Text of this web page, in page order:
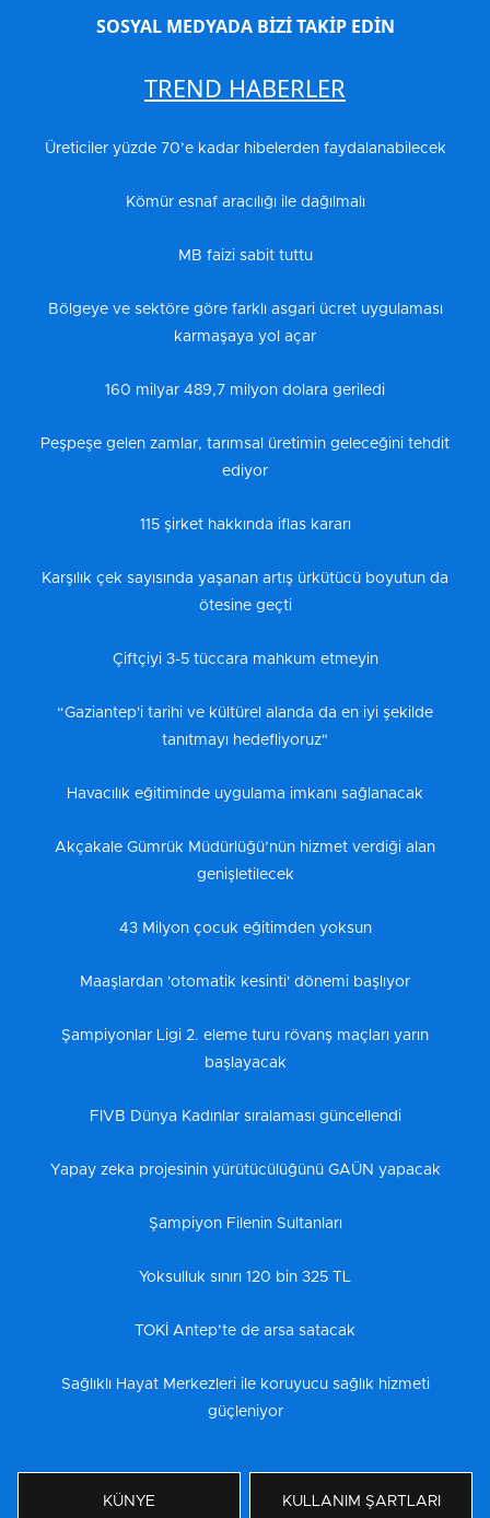
SOSYAL MEDYADA BİZİ TAKİP EDİN
TREND HABERLER
Üreticiler yüzde 70’e kadar hibelerden faydalanabilecek
Kömür esnaf aracılığı ile dağılmalı
MB faizi sabit tuttu
Bölgeye ve sektöre göre farklı asgari ücret uygulaması
karmaşaya yol açar
160 milyar 489,7 milyon dolara geriledi
Peşpeşe gelen zamlar, tarımsal üretimin geleceğini tehdit
ediyor
115 şirket hakkında iflas kararı
Karşılık çek sayısında yaşanan artış ürkütücü boyutun da
ötesine geçti
Çiftçiyi 3-5 tüccara mahkum etmeyin
“Gaziantep'i tarihi ve kültürel alanda da en iyi şekilde
tanıtmayı hedefliyoruz"
Havacılık eğitiminde uygulama imkanı sağlanacak
Akçakale Gümrük Müdürlüğü’nün hizmet verdiği alan
genişletilecek
43 Milyon çocuk eğitimden yoksun
Maaşlardan 'otomatik kesinti' dönemi başlıyor
Şampiyonlar Ligi 2. eleme turu rövanş maçları yarın
başlayacak
FIVB Dünya Kadınlar sıralaması güncellendi
Yapay zeka projesinin yürütücülüğünü GAÜN yapacak
Şampiyon Filenin Sultanları
Yoksulluk sınırı 120 bin 325 TL
TOKİ Antep’te de arsa satacak
Sağlıklı Hayat Merkezleri ile koruyucu sağlık hizmeti
güçleniyor
KÜNYE KULLANIM ŞARTLARI